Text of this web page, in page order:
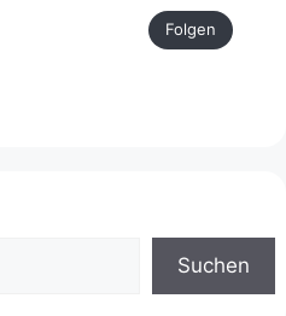
Folgen
Suchen